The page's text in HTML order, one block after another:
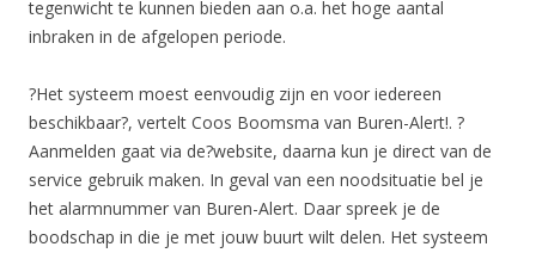
tegenwicht te kunnen bieden aan o.a. het hoge aantal
inbraken in de afgelopen periode.
?Het systeem moest eenvoudig zijn en voor iedereen
beschikbaar?, vertelt Coos Boomsma van Buren-Alert!. ?
Aanmelden gaat via de?website, daarna kun je direct van de
service gebruik maken. In geval van een noodsituatie bel je
het alarmnummer van Buren-Alert. Daar spreek je de
boodschap in die je met jouw buurt wilt delen. Het systeem